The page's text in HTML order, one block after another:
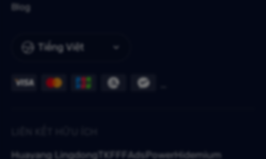
Tiếng Việt
Blog
Huayang Lingdong TKFFF AdsPowerHidemium